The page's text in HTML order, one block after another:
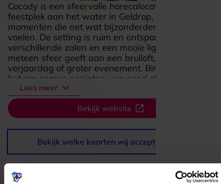
Cocody is een sfeervolle horecalocatie en
feestplek aan het water in Geldrop, gemaakt voor
momenten die net wat bijzonderder mogen
voelen. De setting is ruim en ontspannen, met
verschillende zalen en een mooie ligging die
meteen sfeer geeft aan een bruiloft, familiefeest,
verjaardag of groter evenement. Binnen draait
het om samen genieten van goed eten, een
verzorgde ontvangst en een gezellige ambiance
die makkelijk meebeweegt met de gelegenheid.
Van een uitgebreid diner tot een borrel of
feestavond, alles voelt hier warm, levendig en
feestelijk. Juist die combinatie van ruimte,
gastvrijheid en een aantrekkelijke locatie maakt
Cocody tot een plek waar je graag binnenstapt
en waar een gewone bijeenkomst al snel iets
speciaals krijgt.
Lees meer
Bekijk website
Bekijk welke kaarten wij accepteren